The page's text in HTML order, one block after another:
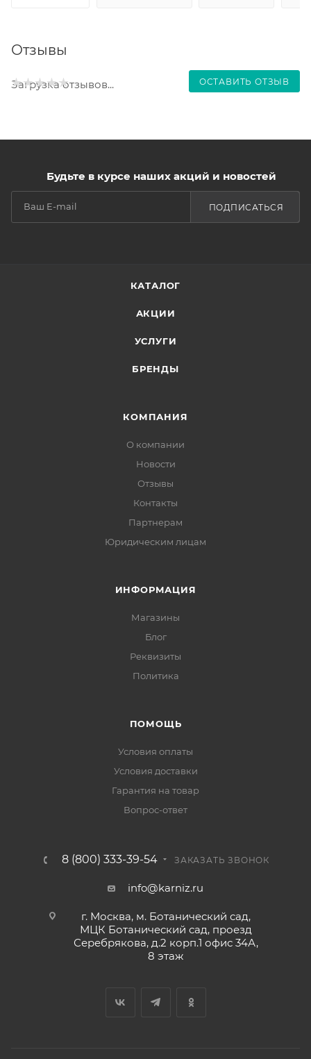
Отзывы
ОСТАВИТЬ ОТЗЫВ
Загрузка отзывов...
Будьте в курсе наших акций и новостей
ПОДПИСАТЬСЯ
КАТАЛОГ
АКЦИИ
УСЛУГИ
БРЕНДЫ
КОМПАНИЯ
О компании
Новости
Отзывы
Контакты
Партнерам
Юридическим лицам
ИНФОРМАЦИЯ
Магазины
Блог
Реквизиты
Политика
ПОМОЩЬ
Условия оплаты
Условия доставки
Гарантия на товар
Вопрос-ответ
8 (800) 333-39-54 ЗАКАЗАТЬ ЗВОНОК
info@karniz.ru
г. Москва, м. Ботанический сад,
МЦК Ботанический сад, проезд
Серебрякова, д.2 корп.1 офис 34А,
8 этаж